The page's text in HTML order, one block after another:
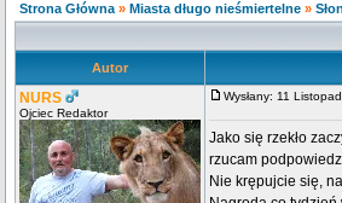
Strona Główna » Miasta długo nieśmiertelne »
Autor
NURS
Ojciec Redaktor
Wysłany: 11
Jako się rzekło
rzucam
Nie krępujcie się,